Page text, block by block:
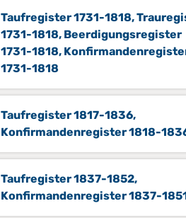
Taufregister 1731-1818,
1731-1818, Beerdigungsregister
1731-1818,
1731-1818
Taufregister 1817-1836,
Konfirmandenregister 1818-
Taufregister 1837-1852,
Konfirmandenregister 1837-